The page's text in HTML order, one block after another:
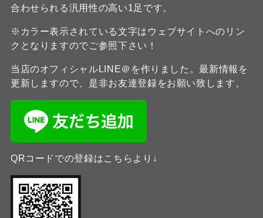
合わせられる汎用性の高い1足です。
※カラー表示されている文字はウェブサイトへのリン
クとなりますのでご参照下さい！
当店のオフィシャルLINE＠を作りました。最新情報を
更新しますので、是非お友達登録をお願い致します。
QRコードでの登録はこちらより↓